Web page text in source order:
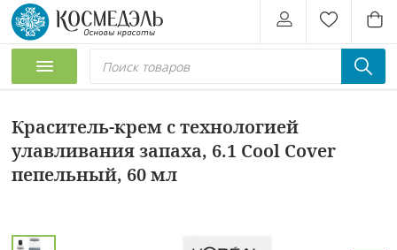
Краситель-крем с технологией
улавливания запаха, 6.1 Cool Cover
пепельный, 60 мл